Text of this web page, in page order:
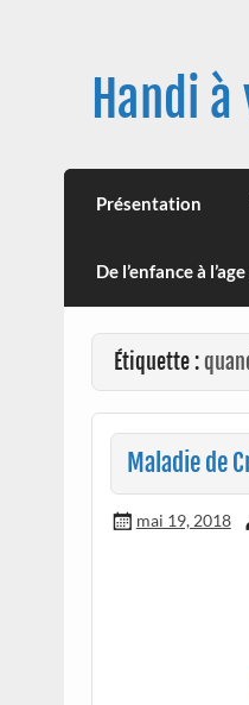
Handi à
Une image
leur impact
Présentation
De l’enfance à
Étiquette :
Maladie de
mai 19, 2018